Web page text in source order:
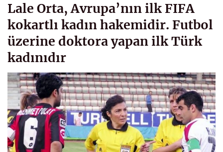
Lale Orta, Avrupa’nın ilk FIFA
kokartlı kadın hakemidir. Futbol
üzerine doktora yapan ilk Türk
kadınıdır